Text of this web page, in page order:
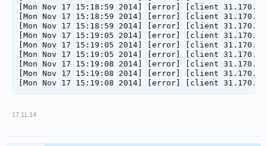
[Mon Nov 17 15:18:59 2014] [error] [client
[Mon Nov 17 15:18:59 2014] [error] [client
[Mon Nov 17 15:18:59 2014] [error] [client
[Mon Nov 17 15:19:05 2014] [error] [client
[Mon Nov 17 15:19:05 2014] [error] [client
[Mon Nov 17 15:19:05 2014] [error] [client
[Mon Nov 17 15:19:08 2014] [error] [client
[Mon Nov 17 15:19:08 2014] [error] [client
[Mon Nov 17 15:19:08 2014] [error] [client
17.11.14